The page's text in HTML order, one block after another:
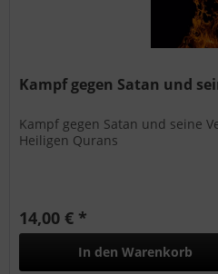
Kampf gegen Satan und
Kampf gegen Satan und seine
Heiligen Qurans
14,00 € *
In den Warenkorb